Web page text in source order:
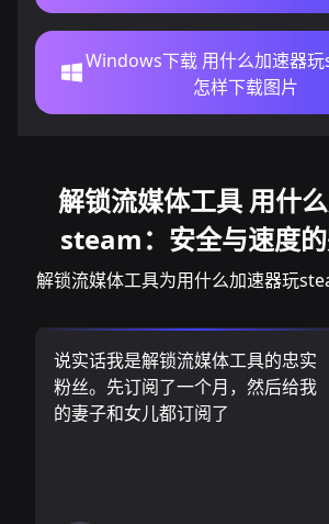
Windows下载 用什么加速器
怎样下载图片
解锁流媒体工具 用什
steam：安全与速度
解锁流媒体工具为用什么加速器玩
说实话我是解锁流媒体工具的忠实
粉丝。先订阅了一个月，然后给我
的妻子和女儿都订阅了